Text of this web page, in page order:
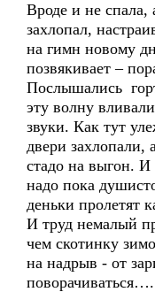
Вроде и не спала,
захлопал,
на гимн новому
позвякивает –
Послышались
эту волну
звуки. Как тут
двери захлопали,
стадо на выгон. И
надо пока
деньки пролетят
И труд немалый
чем скотинку
на надрыв - от